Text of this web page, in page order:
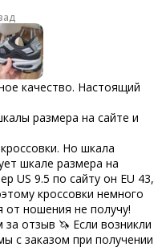
качество. Настоящий
размера на сайте и
Но шкала
шкале размера на
US 9.5 по сайту он EU 43,
кроссовки немного
от ношения не получу!
за отзыв 🦄 Если возникли
с заказом при получении